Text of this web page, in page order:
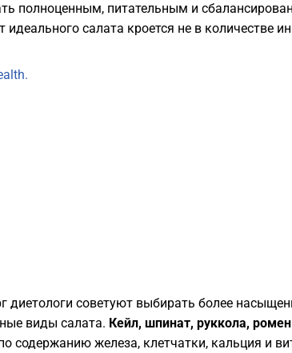
полноценным, питательным и
салата кроется не в количестве
диетологи советуют выбирать более
виды салата. Кейл, шпинат, руккола,
содержанию железа, клетчатки, кальция и